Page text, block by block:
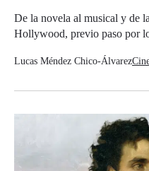
De la novela al musical y de
Hollywood, previo paso por
Lucas Méndez Chico-Álvarez